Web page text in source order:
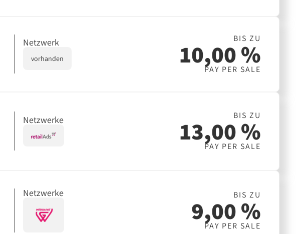
Netzwerk
vorhanden
BIS ZU
10,00 %
PAY PER SALE
Netzwerke BIS ZU
13,00 %
PAY PER SALE
Netzwerke BIS ZU
9,00 %
PAY PER SALE